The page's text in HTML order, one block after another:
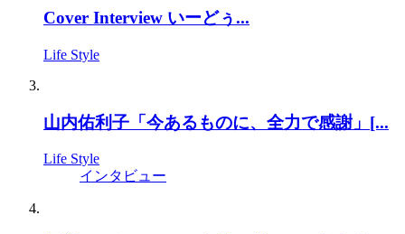
Cover Interview いーどぅ...
Life Style
山内佑利子「今あるものに、全力で感謝」[...
Life Style
インタビュー